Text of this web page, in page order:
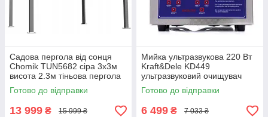
Садова пергола від сонця
Chomik TUN5682 сіра 3х3м
висота 2.3м тіньова пергола
для двору
Готово до відправки
13 999 ₴ 15 999 ₴
Мийка ультразвукова 220 Вт
Kraft&Dele KD449
ультразвуковий очищувач
Готово до відправки
6 499 ₴ 7 033 ₴